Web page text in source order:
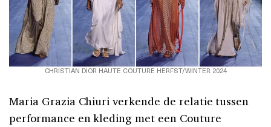
CHRISTIAN DIOR HAUTE COUTURE HERFST/WINTER 2024
Maria Grazia Chiuri verkende de relatie tussen
performance en kleding met een Couture